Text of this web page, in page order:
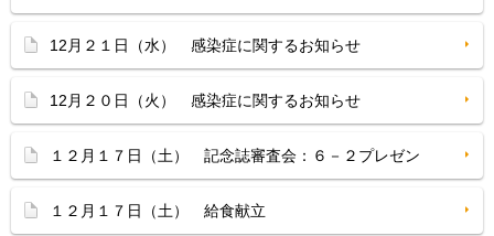
12月２１日（水） 感染症に関するお知らせ
12月２０日（火） 感染症に関するお知らせ
１２月１７日（土） 記念誌審査会：６－２プレゼン
１２月１７日（土） 給食献立